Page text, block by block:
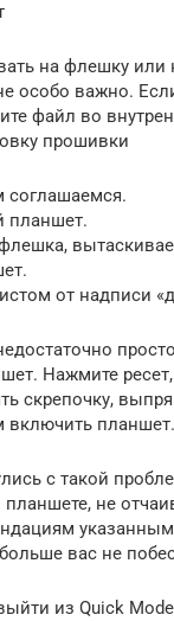
на флешку или
особо важно.
файл во
прошивки
соглашаемся.
планшет.
от надписи
Нажмите
скрепочку,
включить планшет.
с такой
не
вас не
из Quick